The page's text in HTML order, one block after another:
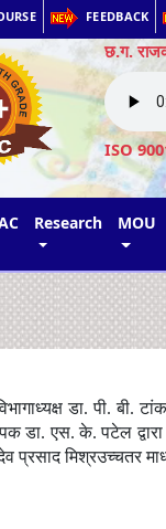
FEEDBACK
छ.ग.
ISO
Research MOU
डा. पी. बी.
एस. के. पटेल द्वारा
मिश्रउच्चतर